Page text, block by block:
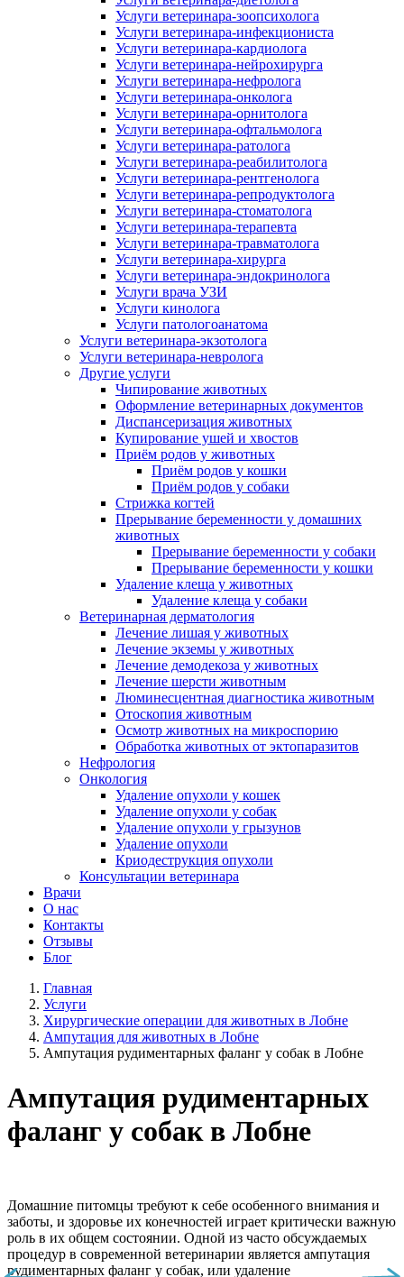
Услуги ветеринара-зоопсихолога
Услуги ветеринара-инфекциониста
Услуги ветеринара-кардиолога
Услуги ветеринара-нейрохирурга
Услуги ветеринара-нефролога
Услуги ветеринара-онколога
Услуги ветеринара-орнитолога
Услуги ветеринара-офтальмолога
Услуги ветеринара-ратолога
Услуги ветеринара-реабилитолога
Услуги ветеринара-рентгенолога
Услуги ветеринара-репродуктолога
Услуги ветеринара-стоматолога
Услуги ветеринара-терапевта
Услуги ветеринара-травматолога
Услуги ветеринара-хирурга
Услуги ветеринара-эндокринолога
Услуги врача УЗИ
Услуги кинолога
Услуги патологоанатома
Услуги ветеринара-экзотолога
Услуги ветеринара-невролога
Другие услуги
Чипирование животных
Оформление ветеринарных документов
Диспансеризация животных
Купирование ушей и хвостов
Приём родов у животных
Приём родов у кошки
Приём родов у собаки
Стрижка когтей
Прерывание беременности у домашних
животных
Прерывание беременности у собаки
Прерывание беременности у кошки
Удаление клеща у животных
Удаление клеща у собаки
Ветеринарная дерматология
Лечение лишая у животных
Лечение экземы у животных
Лечение демодекоза у животных
Лечение шерсти животным
Люминесцентная диагностика животным
Отоскопия животным
Осмотр животных на микроспорию
Обработка животных от эктопаразитов
Нефрология
Онкология
Удаление опухоли у кошек
Удаление опухоли у собак
Удаление опухоли у грызунов
Удаление опухоли
Криодеструкция опухоли
Консультации ветеринара
Врачи
О нас
Контакты
Отзывы
Блог
Главная
Услуги
Хирургические операции для животных в Лобне
Ампутация для животных в Лобне
Ампутация рудиментарных фаланг у собак в Лобне
Ампутация рудиментарных
фаланг у собак в Лобне
Домашние питомцы требуют к себе особенного внимания и
заботы, и здоровье их конечностей играет критически важную
роль в их общем состоянии. Одной из часто обсуждаемых
процедур в современной ветеринарии является ампутация
рудиментарных фаланг у собак, или удаление